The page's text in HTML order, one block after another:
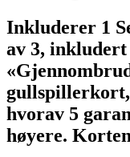
Inkluderer 1
av 3, inkludert
hvorav 5
høyere.